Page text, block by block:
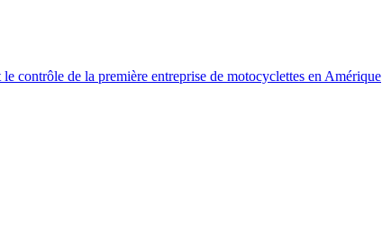
contrôle de la première entreprise de motocyclettes en Amérique